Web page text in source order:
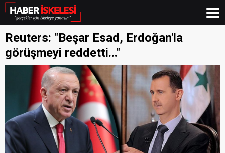
Reuters: "Beşar Esad, Erdoğan'la
görüşmeyi reddetti..."